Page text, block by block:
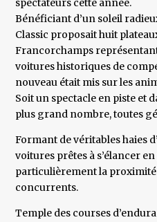
spectateurs cette année.
Bénéficiant d’un soleil
Classic proposait huit
Francorchamps
voitures historiques de
nouveau était mis sur les
Soit un spectacle en piste et
plus grand nombre, toutes
Formant de véritables haies
voitures prêtes à s’élancer
particulièrement la
concurrents.
Temple des courses